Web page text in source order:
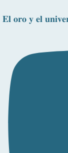
𝐄𝐥 𝐨𝐫𝐨 𝐲 𝐞𝐥